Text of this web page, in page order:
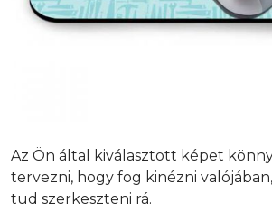
Az Ön által kiválasztott képet
tervezni, hogy fog kinézni
tud szerkeszteni rá.